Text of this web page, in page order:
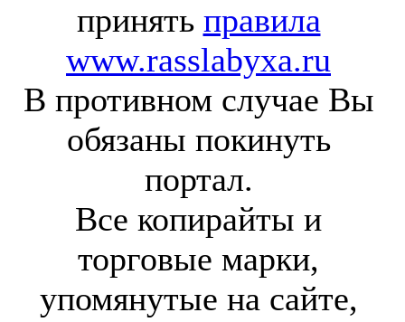
принять правила
www.rasslabyxa.ru
В противном случае Вы
обязаны покинуть
портал.
Все копирайты и
торговые марки,
упомянутые на сайте,